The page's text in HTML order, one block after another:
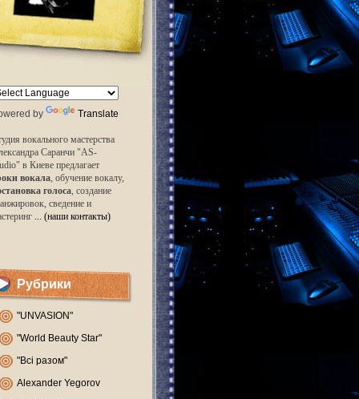
by Translate
вокального мастерства
Саранчи "AS-
в Киеве предлагает
вокала, обучение вокалу,
голоса, создание
сведение и
... (наши контакты)
Рубрики
"UNVASION"
"World Beauty Star"
"Всі разом"
Alexander Yegorov